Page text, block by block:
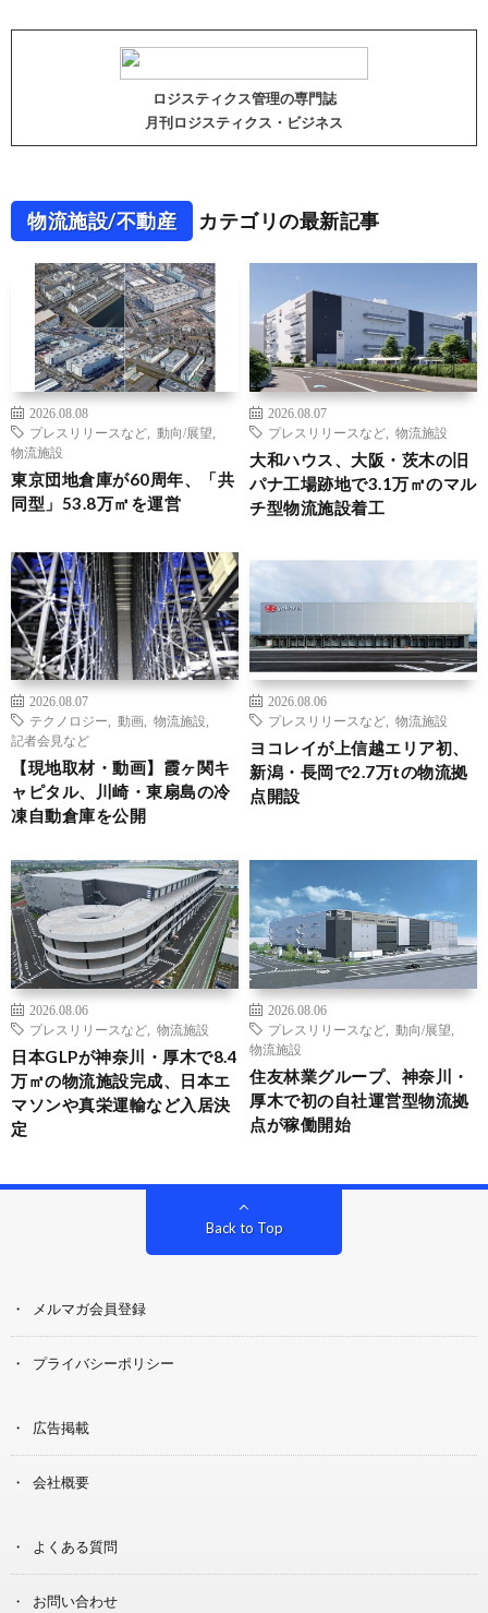
ロジスティクス管理の専門誌
月刊ロジスティクス・ビジネス
物流施設/不動産 カテゴリの最新記事
2026.08.08
プレスリリースなど
動向/展望
物流施設
東京団地倉庫が60周年、「共
同型」53.8万㎡を運営
2026.08.07
プレスリリースなど
物流施設
大和ハウス、大阪・茨木の旧
パナ工場跡地で3.1万㎡のマル
チ型物流施設着工
2026.08.07
テクノロジー
動画 物流施設
記者会見など
【現地取材・動画】霞ヶ関キ
ャピタル、川崎・東扇島の冷
凍自動倉庫を公開
2026.08.06
プレスリリースなど
物流施設
ヨコレイが上信越エリア初、
新潟・長岡で2.7万tの物流拠
点開設
2026.08.06
プレスリリースなど
物流施設
日本GLPが神奈川・厚木で8.4
万㎡の物流施設完成、日本エ
マソンや真栄運輸など入居決
定
2026.08.06
プレスリリースなど
動向/展望
物流施設
住友林業グループ、神奈川・
厚木で初の自社運営型物流拠
点が稼働開始
Back to Top
メルマガ会員登録
プライバシーポリシー
広告掲載
会社概要
よくある質問
お問い合わせ